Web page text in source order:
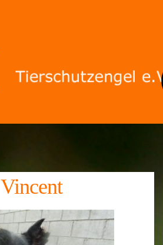
Vincent